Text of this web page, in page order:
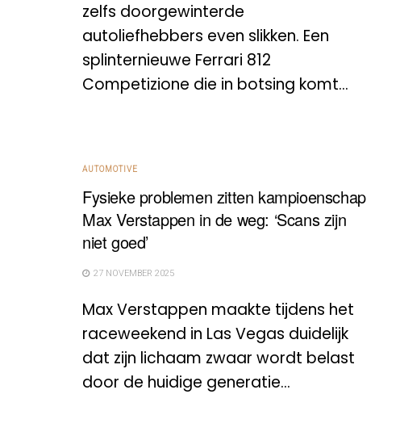
zelfs doorgewinterde
autoliefhebbers even slikken. Een
splinternieuwe Ferrari 812
Competizione die in botsing komt...
AUTOMOTIVE
Fysieke problemen zitten kampioenschap
Max Verstappen in de weg: ‘Scans zijn
niet goed’
27 NOVEMBER 2025
Max Verstappen maakte tijdens het
raceweekend in Las Vegas duidelijk
dat zijn lichaam zwaar wordt belast
door de huidige generatie...